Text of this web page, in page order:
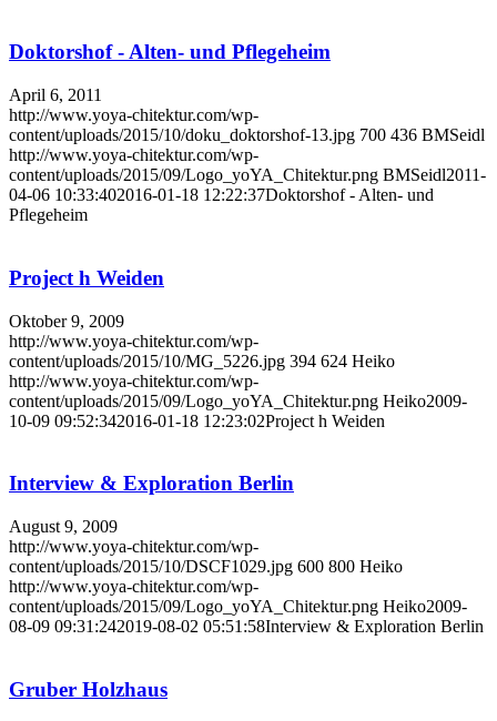
Doktorshof - Alten- und Pflegeheim
April 6, 2011
http://www.yoya-chitektur.com/wp-
content/uploads/2015/10/doku_doktorshof-13.jpg 700 436 BMSeidl
http://www.yoya-chitektur.com/wp-
content/uploads/2015/09/Logo_yoYA_Chitektur.png BMSeidl2011-
04-06 10:33:402016-01-18 12:22:37Doktorshof - Alten- und
Pflegeheim
Project h Weiden
Oktober 9, 2009
http://www.yoya-chitektur.com/wp-
content/uploads/2015/10/MG_5226.jpg 394 624 Heiko
http://www.yoya-chitektur.com/wp-
content/uploads/2015/09/Logo_yoYA_Chitektur.png Heiko2009-
10-09 09:52:342016-01-18 12:23:02Project h Weiden
Interview & Exploration Berlin
August 9, 2009
http://www.yoya-chitektur.com/wp-
content/uploads/2015/10/DSCF1029.jpg 600 800 Heiko
http://www.yoya-chitektur.com/wp-
content/uploads/2015/09/Logo_yoYA_Chitektur.png Heiko2009-
08-09 09:31:242019-08-02 05:51:58Interview & Exploration Berlin
Gruber Holzhaus